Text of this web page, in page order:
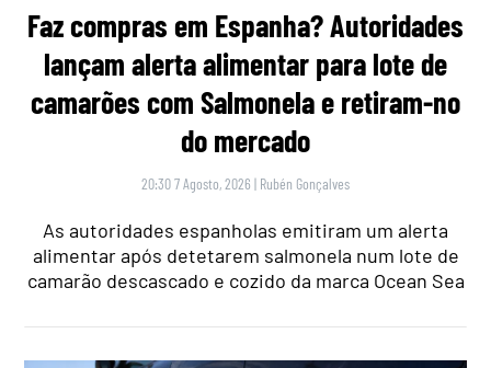
Faz compras em Espanha? Autoridades
lançam alerta alimentar para lote de
camarões com Salmonela e retiram-no
do mercado
20:30 7 Agosto, 2026 | Rubén Gonçalves
As autoridades espanholas emitiram um alerta
alimentar após detetarem salmonela num lote de
camarão descascado e cozido da marca Ocean Sea